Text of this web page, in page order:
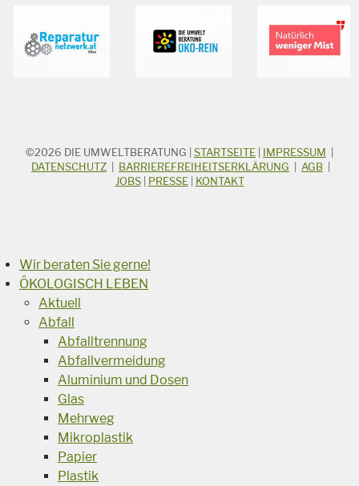
STICHWORTSUCHE
Suchbegriff
©2026 DIE UMWELTBERATUNG STARTSEITE IMPRESSUM
DATENSCHUTZ
BARRIEREFREIHEITSERKLÄRUNG AGB
JOBS| PRESSE| KONTAKT
Wir beraten Sie gerne!
ÖKOLOGISCH LEBEN
Aktuell
Abfall
Abfalltrennung
Abfallvermeidung
Aluminium und Dosen
Glas
Mehrweg
Mikroplastik
Papier
Plastik